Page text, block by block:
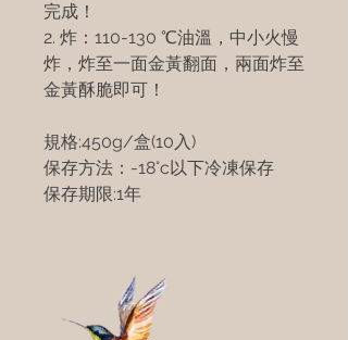
完成！
2. 炸：110-130 ℃油溫，中小火慢
炸，炸至一面金黃翻面，兩面炸至
金黃酥脆即可！
規格:450g/盒(10入)
保存方法：-18°c以下冷凍保存
保存期限:1年